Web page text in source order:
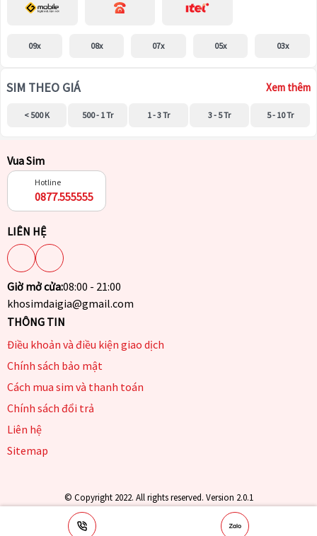
09x 08x 07x 05x 03x
SIM THEO GIÁ Xem thêm
< 500 K 500 - 1 Tr 1 - 3 Tr 3 - 5 Tr 5 - 10 Tr
Vua Sim
Hotline
0877.555555
LIÊN HỆ
Giờ mở cửa:08:00 - 21:00
khosimdaigia@gmail.com
THÔNG TIN
Điều khoản và điều kiện giao dịch
Chính sách bảo mật
Cách mua sim và thanh toán
Chính sách đổi trả
Liên hệ
Sitemap
© Copyright 2022. All rights reserved. Version 2.0.1